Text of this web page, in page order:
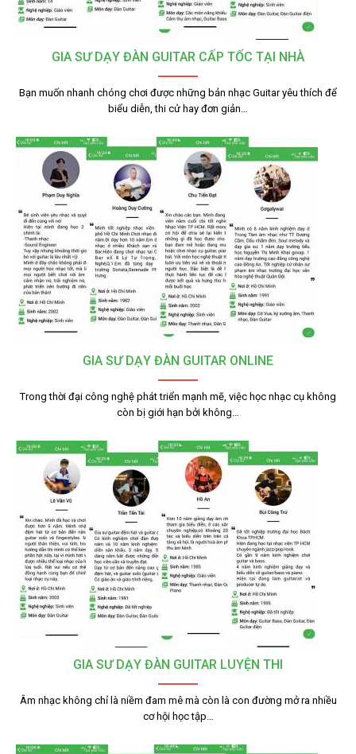
GIA SƯ DẠY ĐÀN GUITAR CẤP TỐC TẠI NHÀ
Bạn muốn nhanh chóng chơi được những bản nhạc Guitar yêu thích để
biểu diễn, thi cử hay đơn giản…
GIA SƯ DẠY ĐÀN GUITAR ONLINE
Trong thời đại công nghệ phát triển mạnh mẽ, việc học nhạc cụ không
còn bị giới hạn bởi không…
GIA SƯ DẠY ĐÀN GUITAR LUYỆN THI
Âm nhạc không chỉ là niềm đam mê mà còn là con đường mở ra nhiều
cơ hội học tập…